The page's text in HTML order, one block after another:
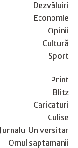
Dezvăluiri
Economie
Opinii
Cultură
Sport
Print
Blitz
Caricaturi
Culise
Jurnalul Universitar
Omul saptamanii